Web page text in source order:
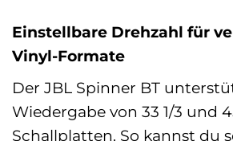
Einstellbare Drehzahl für
Vinyl-Formate
Der JBL Spinner BT
Wiedergabe von 33 1/3 und
Schallplatten. So kannst du